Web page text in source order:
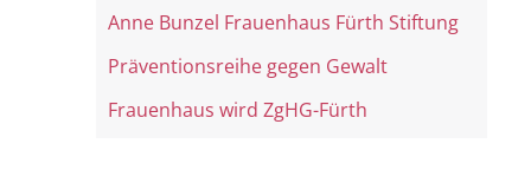
Anne Bunzel Frauenhaus Fürth Stiftung
Präventionsreihe gegen Gewalt
Frauenhaus wird ZgHG-Fürth